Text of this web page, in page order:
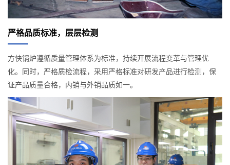
严格品质标准，层层检测
方快锅炉遵循质量管理体系为标准，持续开展流程变革与管理优
化。同时，严格质检流程，采用严格标准对研发产品进行检测，保
证产品质量合格，内销与外销品质如一。